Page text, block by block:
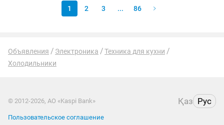
1 2 3 ... 86
Объявления Электроника
Техника для кухни
Холодильники
© 2012-2026, АО «Kaspi Bank» Қаз Рус
Пользовательское соглашение